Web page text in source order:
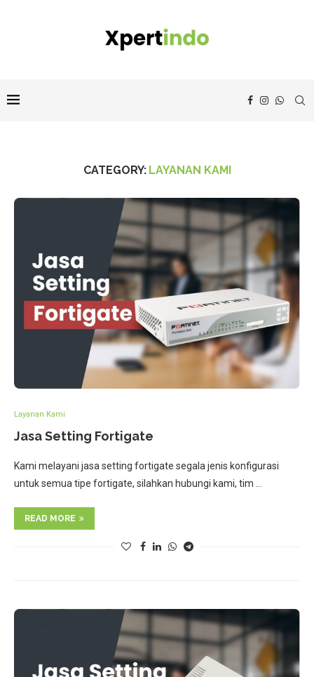
CATEGORY: LAYANAN KAMI
Layanan Kami
Jasa Setting Fortigate
Kami melayani jasa setting fortigate segala jenis konfigurasi
untuk semua tipe fortigate, silahkan hubungi kami, tim …
READ MORE